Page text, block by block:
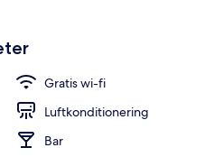
Gratis wi-fi
Luftkonditionering
Bar